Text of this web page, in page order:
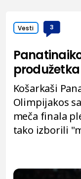
Vesti 3
Košarkaši
Olimpijakos
meča finala
tako izborili